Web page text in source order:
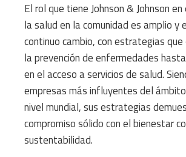
El rol que tiene Johnson & Johnson
la salud en la comunidad es amplio y
continuo cambio, con estrategias que
la prevención de enfermedades
en el acceso a servicios de salud.
empresas más influyentes del
nivel mundial, sus estrategias
compromiso sólido con el bienestar
sustentabilidad.